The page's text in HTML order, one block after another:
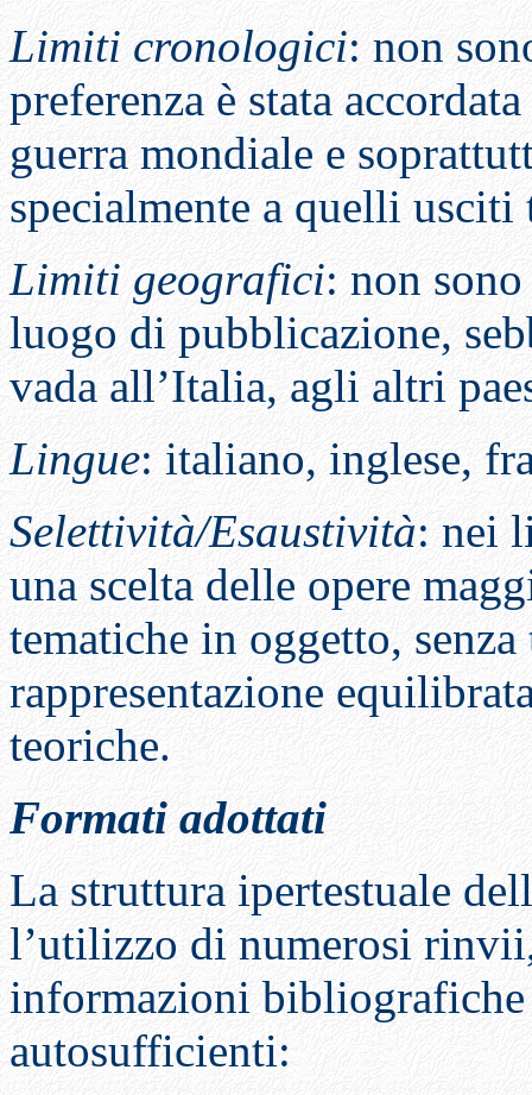
Limiti cronologici: non
preferenza è stata
guerra mondiale e
specialmente a quelli
Limiti geografici: non
luogo di pubblicazione,
vada all’Italia, agli altri
Lingue: italiano, inglese,
Selettività/Esaustività: nei
una scelta delle opere
tematiche in oggetto,
rappresentazione
teoriche.
Formati adottati
La struttura ipertestuale
l’utilizzo di numerosi
informazioni
autosufficienti: